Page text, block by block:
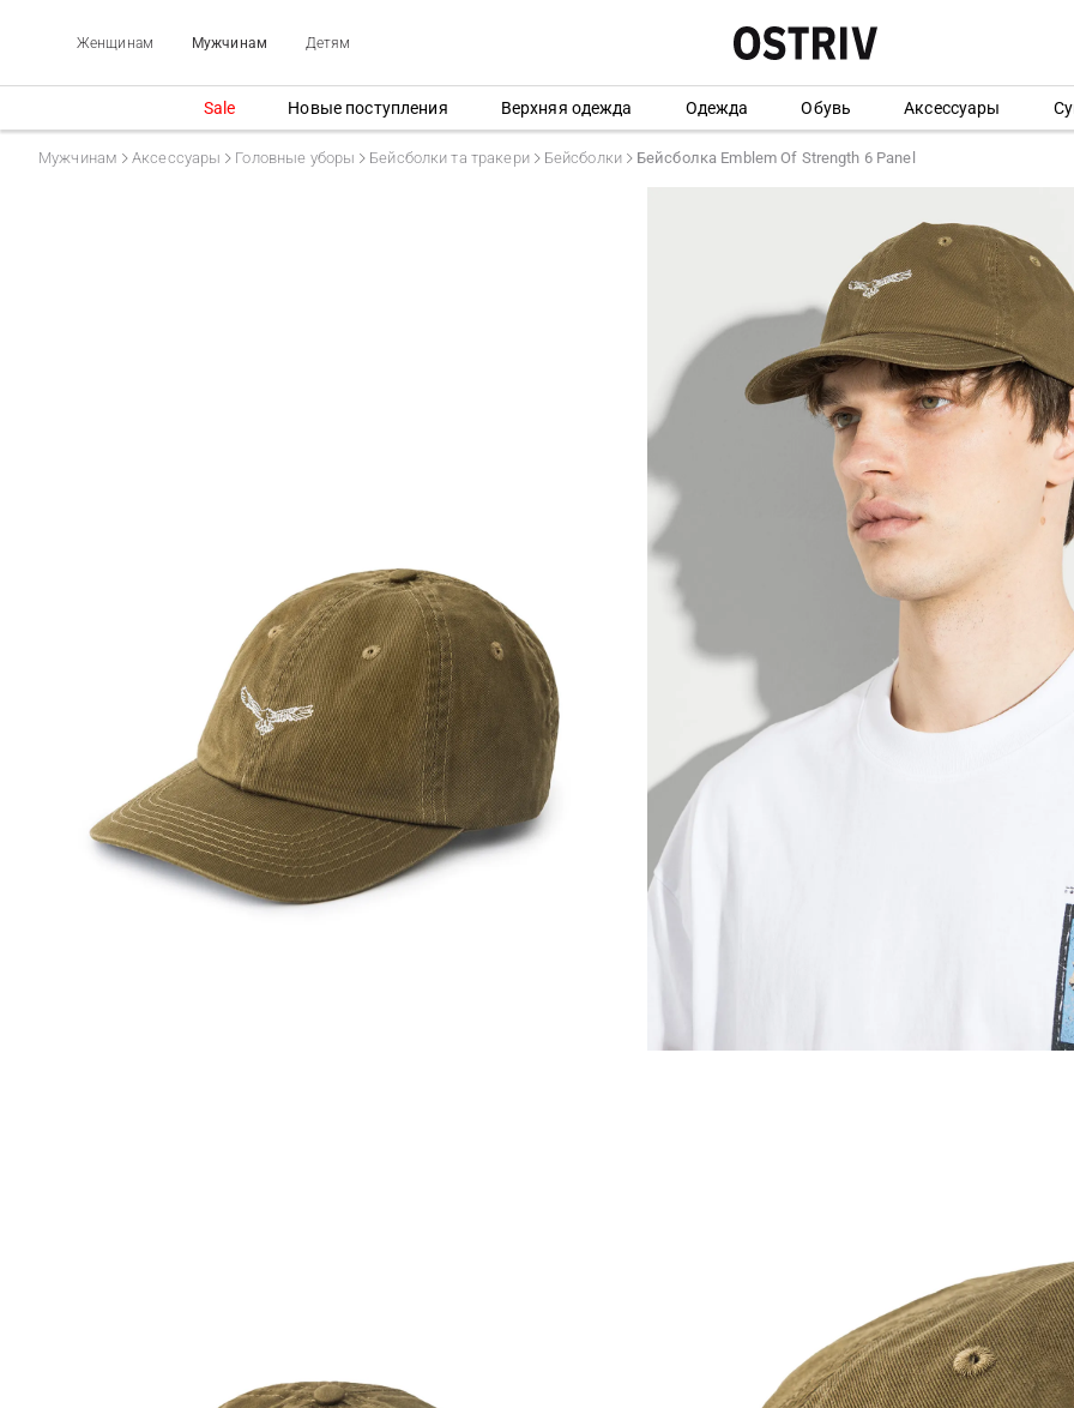
Женщинам Мужчинам Детям
Sale Новые поступления Верхняя одежда Одежда Обувь Аксессуары
Мужчинам Аксессуары Головные уборы Бейсболки та тракери Бейсболки Бейсболка Emblem Of Strength 6 Panel